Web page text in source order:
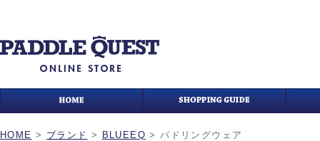
HOME > ブランド > BLUEEQ >パドリングウェア